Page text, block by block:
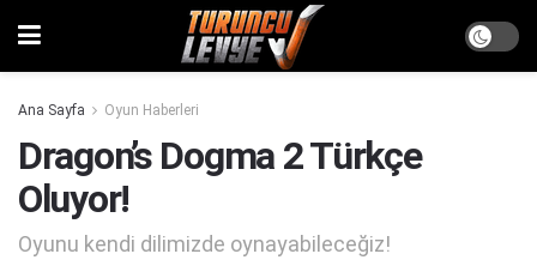
Ana Sayfa Oyun Haberleri
Dragon’s Dogma 2 Türkçe
Oluyor!
Oyunu kendi dilimizde oynayabileceğiz!